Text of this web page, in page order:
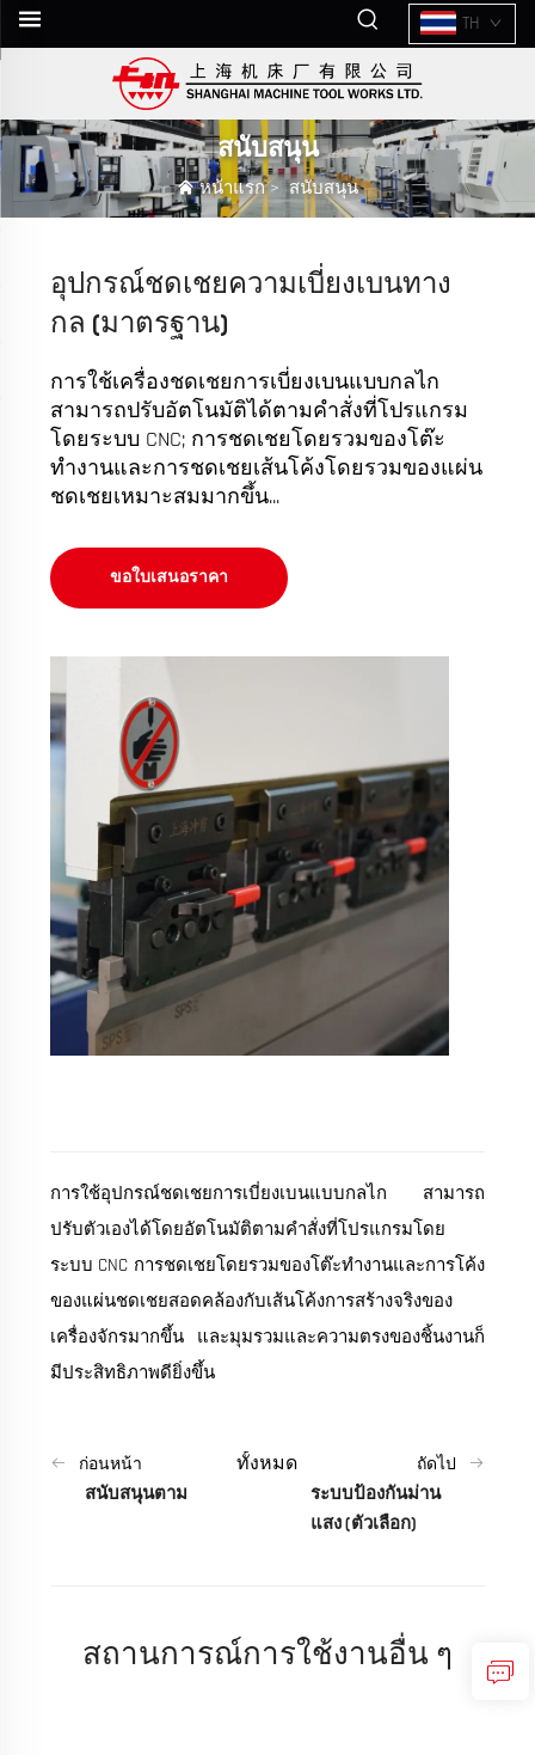
TH
สนับสนุน
หน้าแรก>สนับสนุน
อุปกรณ์ชดเชยความเบี่ยงเบนทาง
กล (มาตรฐาน)
การใช้เครื่องชดเชยการเบี่ยงเบนแบบกลไก
สามารถปรับอัตโนมัติได้ตามคำสั่งที่โปรแกรม
โดยระบบ CNC; การชดเชยโดยรวมของโต๊ะ
ทำงานและการชดเชยเส้นโค้งโดยรวมของแผ่น
ชดเชยเหมาะสมมากขึ้น...
ขอใบเสนอราคา
การใช้อุปกรณ์ชดเชยการเบี่ยงเบนแบบกลไก สามารถ
ปรับตัวเองได้โดยอัตโนมัติตามคำสั่งที่โปรแกรมโดย
ระบบ CNC การชดเชยโดยรวมของโต๊ะทำงานและการโค้ง
ของแผ่นชดเชยสอดคล้องกับเส้นโค้งการสร้างจริงของ
เครื่องจักรมากขึ้น และมุมรวมและความตรงของชิ้นงานก็
มีประสิทธิภาพดียิ่งขึ้น
ก่อนหน้า
สนับสนุนตาม
ทั้งหมด ถัดไป
ระบบป้องกันม่าน
แสง (ตัวเลือก)
สถานการณ์การใช้งานอื่น ๆ